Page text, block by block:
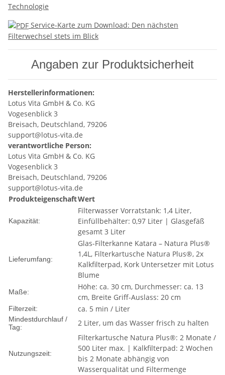
Technologie
Service-Karte zum Download: Den nächsten
Filterwechsel stets im Blick
Angaben zur Produktsicherheit
Herstellerinformationen:
Lotus Vita GmbH & Co. KG
Vogesenblick 3
Breisach, Deutschland, 79206
support@lotus-vita.de
verantwortliche Person:
Lotus Vita GmbH & Co. KG
Vogesenblick 3
Breisach, Deutschland, 79206
support@lotus-vita.de
ProdukteigenschaftWert
Kapazität:
Filterwasser Vorratstank: 1,4 Liter,
Einfüllbehälter: 0,97 Liter | Glasgefäß
gesamt 3 Liter
Lieferumfang:
Glas-Filterkanne Katara – Natura Plus®
1,4L, Filterkartusche Natura Plus®, 2x
Kalkfilterpad, Kork Untersetzer mit Lotus
Blume
Maße:
Höhe: ca. 30 cm, Durchmesser: ca. 13
cm, Breite Griff-Auslass: 20 cm
Filterzeit: ca. 5 min / Liter
Mindestdurchlauf /
Tag:
2 Liter, um das Wasser frisch zu halten
Nutzungszeit:
Filterkartusche Natura Plus®: 2 Monate /
500 Liter max. | Kalkfilterpad: 2 Wochen
bis 2 Monate abhängig von
Wasserqualität und Filtermenge